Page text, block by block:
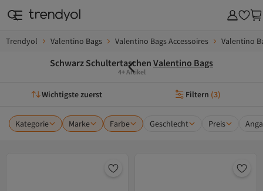
Trendyol Valentino Bags Valentino Bags Accessoires Valentino
Schwarz Schultertaschen Valentino Bags
4+ Artikel
Wichtigste zuerst Filtern (3)
Kategorie Marke Farbe Geschlecht Preis